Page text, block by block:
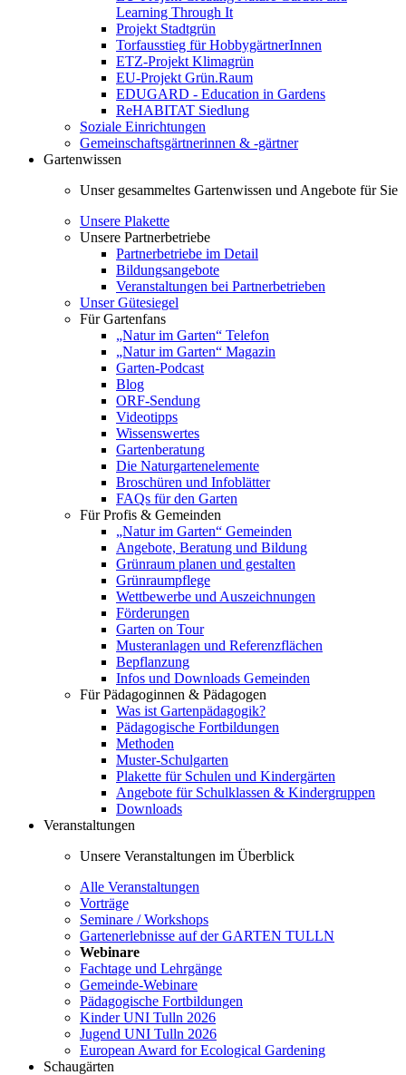
Learning Through It
Projekt Stadtgrün
Torfausstieg für HobbygärtnerInnen
ETZ-Projekt Klimagrün
EU-Projekt Grün.Raum
EDUGARD - Education in Gardens
ReHABITAT Siedlung
Soziale Einrichtungen
Gemeinschaftsgärtnerinnen & -gärtner
Gartenwissen
Unser gesammeltes Gartenwissen und Angebote für Sie
Unsere Plakette
Unsere Partnerbetriebe
Partnerbetriebe im Detail
Bildungsangebote
Veranstaltungen bei Partnerbetrieben
Unser Gütesiegel
Für Gartenfans
„Natur im Garten“ Telefon
„Natur im Garten“ Magazin
Garten-Podcast
Blog
ORF-Sendung
Videotipps
Wissenswertes
Gartenberatung
Die Naturgartenelemente
Broschüren und Infoblätter
FAQs für den Garten
Für Profis & Gemeinden
„Natur im Garten“ Gemeinden
Angebote, Beratung und Bildung
Grünraum planen und gestalten
Grünraumpflege
Wettbewerbe und Auszeichnungen
Förderungen
Garten on Tour
Musteranlagen und Referenzflächen
Bepflanzung
Infos und Downloads Gemeinden
Für Pädagoginnen & Pädagogen
Was ist Gartenpädagogik?
Pädagogische Fortbildungen
Methoden
Muster-Schulgarten
Plakette für Schulen und Kindergärten
Angebote für Schulklassen & Kindergruppen
Downloads
Veranstaltungen
Unsere Veranstaltungen im Überblick
Alle Veranstaltungen
Vorträge
Seminare / Workshops
Gartenerlebnisse auf der GARTEN TULLN
Webinare
Fachtage und Lehrgänge
Gemeinde-Webinare
Pädagogische Fortbildungen
Kinder UNI Tulln 2026
Jugend UNI Tulln 2026
European Award for Ecological Gardening
Schaugärten